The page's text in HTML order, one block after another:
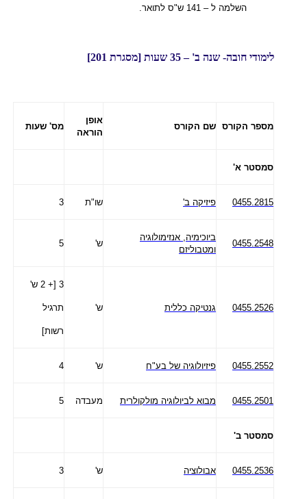
השלמה ל – 141 ש"ס לתואר.
לימודי חובה- שנה ב' – 35 שעות [מסגרת 201]
מס' שעות
אופן
הוראה
שם הקורס מספר הקורס
סמסטר א'
3 שו"ת פיזיקה ב' 0455.2815
5 ש'
ביוכימיה, אנזימולוגיה
ומטבוליזם
0455.2548
3 [+ 2 ש'
תרגיל
רשות]
ש' גנטיקה כללית 0455.2526
4 ש' פיזיולוגיה של בע"ח 0455.2552
5 מעבדה מבוא לביולוגיה מולקולרית 0455.2501
סמסטר ב'
3 ש' אבולוציה 0455.2536